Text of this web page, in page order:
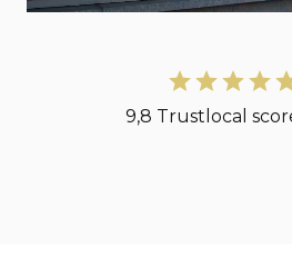
9,8 Trustlocal